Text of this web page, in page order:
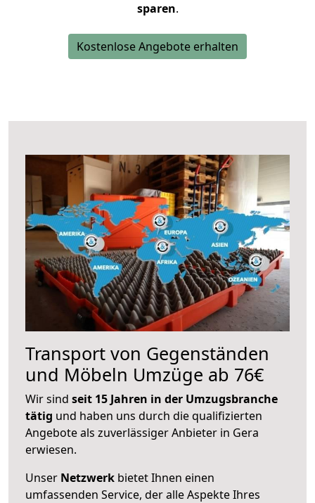
sparen.
Kostenlose Angebote erhalten
Transport von Gegenständen
und Möbeln Umzüge ab 76€
Wir sind seit 15 Jahren in der Umzugsbranche
tätig und haben uns durch die qualifizierten
Angebote als zuverlässiger Anbieter in Gera
erwiesen.
Unser Netzwerk bietet Ihnen einen
umfassenden Service, der alle Aspekte Ihres